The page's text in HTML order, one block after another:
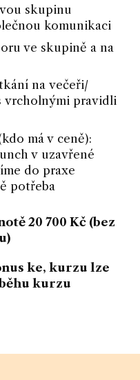
skupinu
komunikaci
ve skupině a na
na večeři/
vrcholnými pravidli
má v ceně):
v uzavřené
do praxe
potřeba
20 700 Kč (bez
ke, kurzu lze
kurzu